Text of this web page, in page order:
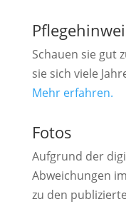
Schauen sie gut
sie sich viele
Mehr erfahren.
Fotos
Aufgrund der
Abweichungen
zu den